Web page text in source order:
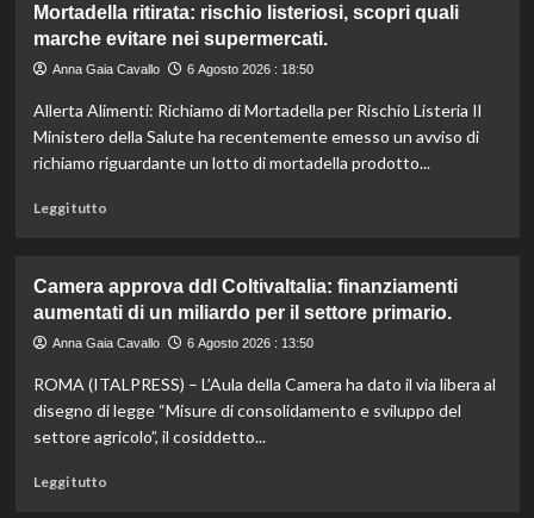
Il
cavallo:
una
indispensabile
per
l’agricoltura
Mortadella ritirata: rischio listeriosi, scopri quali
marche evitare nei supermercati.
Anna Gaia Cavallo 6 Agosto 2026 : 18:50
Allerta Alimenti: Richiamo di Mortadella per Rischio Listeria Il
Ministero della Salute ha recentemente emesso un avviso di
richiamo riguardante un lotto di mortadella prodotto...
Leggi tuttoLeggi
Mortadella
ritirata:
rischio
scopri
quali
marche
Camera approva ddl ColtivaItalia: finanziamenti
aumentati di un miliardo per il settore primario.
Anna Gaia Cavallo 6 Agosto 2026 : 13:50
ROMA (ITALPRESS) – L’Aula della Camera ha dato il via libera al
disegno di legge “Misure di consolidamento e sviluppo del
settore agricolo”, il cosiddetto...
Leggi tuttoLeggi